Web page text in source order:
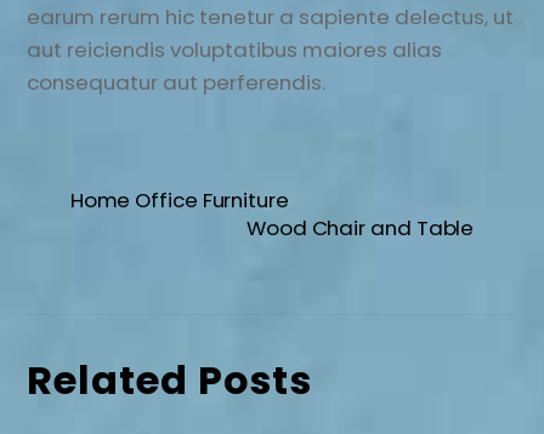
earum rerum hic tenetur a sapiente delectus, ut
aut reiciendis voluptatibus maiores alias
consequatur aut perferendis.
Home Office Furniture
Wood Chair and Table
Related Posts